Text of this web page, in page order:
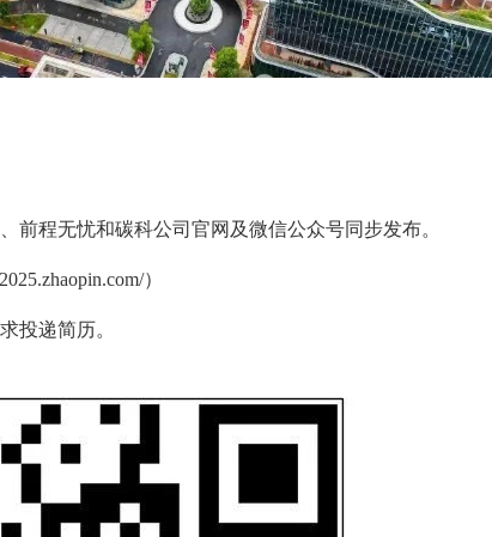
程无忧和碳科公司官网及微信公众号同步发布。
）
递简历。